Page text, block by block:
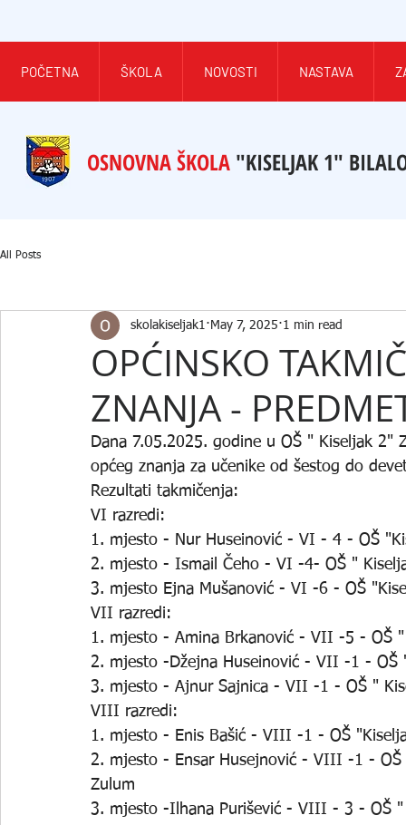
POČETNA ŠKOLA NOVOSTI NASTAVA
OSNOVNA ŠKOLA "KISELJAK 1"
All Posts
OPĆINSKO
ZNANJA -
skolakiseljak1 May 7, 2025 1 min read
Dana 7.05.2025. godine u OŠ " Kiseljak
općeg znanja za učenike od šestog do
Rezultati takmičenja:
VI razredi:
1. mjesto - Nur Huseinović - VI - 4 - OŠ
2. mjesto - Ismail Čeho - VI -4- OŠ "
3. mjesto Ejna Mušanović - VI -6 - OŠ
VII razredi:
1. mjesto - Amina Brkanović - VII -5 - OŠ
2. mjesto -Džejna Huseinović - VII -1 - OŠ
3. mjesto - Ajnur Sajnica - VII -1 - OŠ "
VIII razredi:
1. mjesto - Enis Bašić - VIII -1 - OŠ
2. mjesto - Ensar Husejnović - VIII -1 -
Zulum
3. mjesto -Ilhana Purišević - VIII - 3 - OŠ